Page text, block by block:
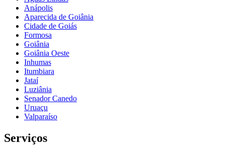
Anápolis
Aparecida de Goiânia
Cidade de Goiás
Formosa
Goiânia
Goiânia Oeste
Inhumas
Itumbiara
Jataí
Luziânia
Senador Canedo
Uruaçu
Valparaíso
Serviços